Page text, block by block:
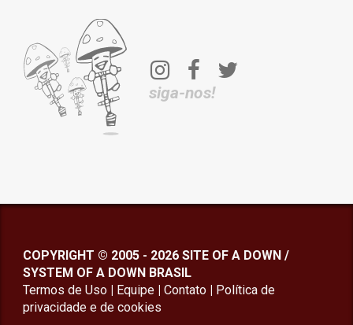
siga-nos!
COPYRIGHT © 2005 - 2026 SITE OF A DOWN /
SYSTEM OF A DOWN BRASIL
Termos de Uso | Equipe | Contato | Política de
privacidade e de cookies